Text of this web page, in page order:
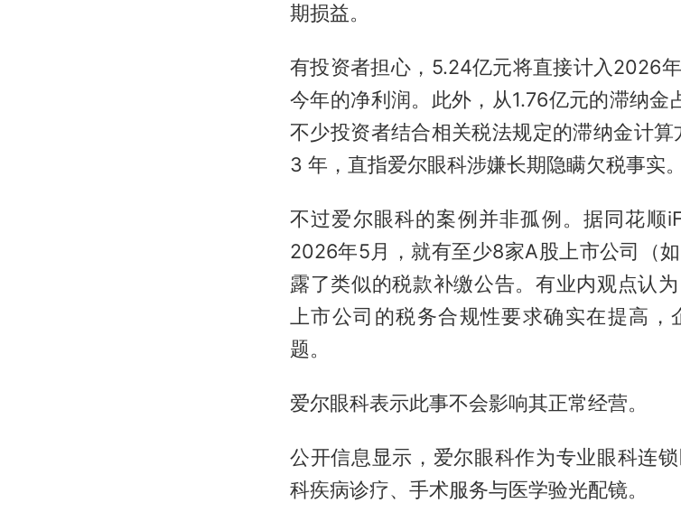
期损益。
有投资者担心，5.24亿元将直接计入2026
今年的净利润。此外，从1.76亿元的滞纳金
不少投资者结合相关税法规定的滞纳金计
3 年，直指爱尔眼科涉嫌长期隐瞒欠税事实。
不过爱尔眼科的案例并非孤例。据同花顺
2026年5月，就有至少8家A股上市公司（
露了类似的税款补缴公告。有业内观点认
上市公司的税务合规性要求确实在提高
题。
爱尔眼科表示此事不会影响其正常经营。
公开信息显示，爱尔眼科作为专业眼科连
科疾病诊疗、手术服务与医学验光配镜。